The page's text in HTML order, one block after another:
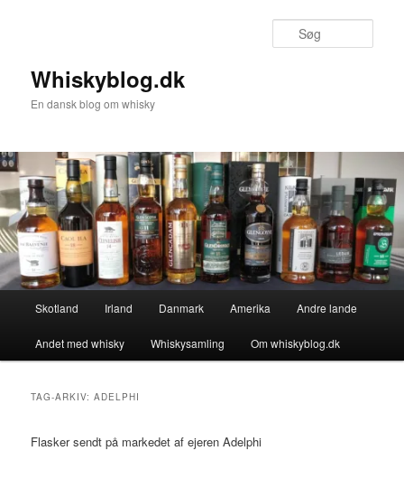
Whiskyblog.dk
En dansk blog om whisky
Skotland Irland Danmark Amerika Andre lande
Andet med whisky Whiskysamling Om whiskyblog.dk
TAG-ARKIV:ADELPHI
Flasker sendt på markedet af ejeren Adelphi